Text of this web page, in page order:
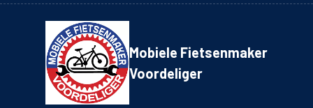
Mobiele Fietsenmaker
Voordeliger